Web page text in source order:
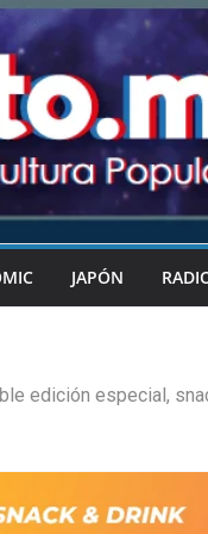
JAPÓN
edición especial,